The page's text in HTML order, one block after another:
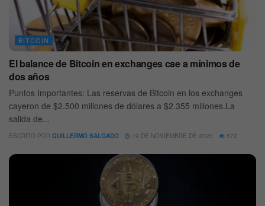
BITCOIN
El balance de Bitcoin en exchanges cae a mínimos de
dos años
Puntos Importantes: Las reservas de Bitcoin en los exchanges
cayeron de $2.500 millones de dólares a $2.355 millones.La
salida de...
ESCRITO POR GUILLERMO SALGADO 19 DE NOVIEMBRE DE 2020 572